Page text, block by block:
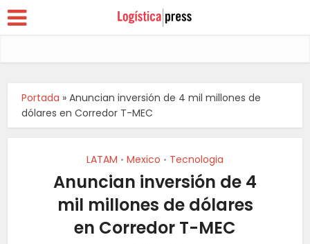
Portada »Anuncian inversión de 4 mil millones de
dólares en Corredor T-MEC
LATAM • Mexico • Tecnologia
Anuncian inversión de 4
mil millones de dólares
en Corredor T-MEC